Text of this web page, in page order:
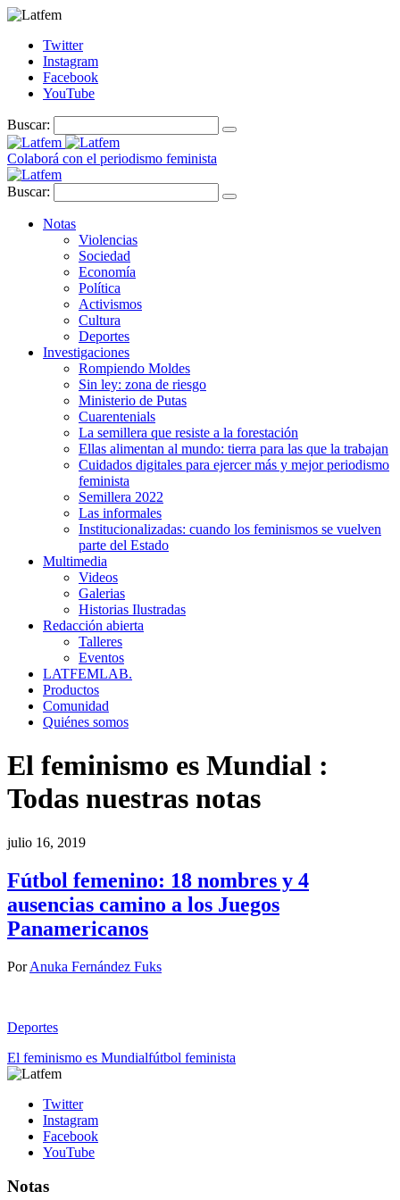
Twitter
Instagram
Facebook
YouTube
Buscar:
Colaborá con el periodismo feminista
Buscar:
Notas
Violencias
Sociedad
Economía
Política
Activismos
Cultura
Deportes
Investigaciones
Rompiendo Moldes
Sin ley: zona de riesgo
Ministerio de Putas
Cuarentenials
La semillera que resiste a la forestación
Ellas alimentan al mundo: tierra para las que la trabajan
Cuidados digitales para ejercer más y mejor periodismo
feminista
Semillera 2022
Las informales
Institucionalizadas: cuando los feminismos se vuelven
parte del Estado
Multimedia
Videos
Galerias
Historias Ilustradas
Redacción abierta
Talleres
Eventos
LATFEMLAB.
Productos
Comunidad
Quiénes somos
El feminismo es Mundial :
Todas nuestras notas
julio 16, 2019
Fútbol femenino: 18 nombres y 4
ausencias camino a los Juegos
Panamericanos
PorAnuka Fernández Fuks
Deportes
El feminismo es Mundialfútbol feminista
Twitter
Instagram
Facebook
YouTube
Notas